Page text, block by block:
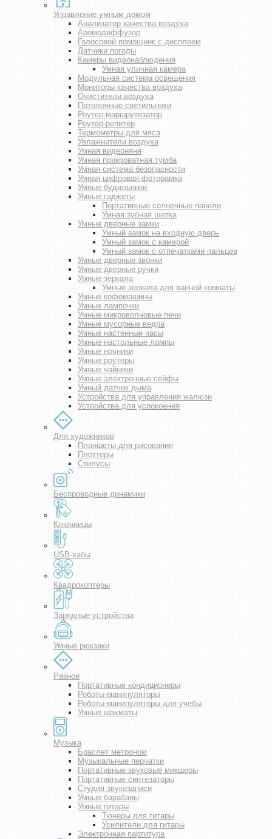
Управление умным домом
Анализатор качества воздуха
Аромодиффузор
Голосовой помощник с дисплеем
Датчики погоды
Камеры видеонаблюдения
Умная уличная камера
Модульная система освещения
Мониторы качества воздуха
Очистители воздуха
Потолочные светильники
Роутер-маршрутизатор
Роутер-репитер
Термометры для мяса
Увлажнители воздуха
Умная видеоняня
Умная прикроватная тумба
Умная система безопасности
Умная цифровая фоторамка
Умные будильники
Умные гаджеты
Портативные солнечные панели
Умная зубная щетка
Умные дверные замки
Умный замок на входную дверь
Умный замок с камерой
Умный замок с отпечатками пальцев
Умные дверные звонки
Умные дверные ручки
Умные зеркала
Умные зеркала для ванной комнаты
Умные кофемашины
Умные лампочки
Умные микроволновые печи
Умные мусорные ведра
Умные настенные часы
Умные настольные лампы
Умные ночники
Умные роутеры
Умные чайники
Умные электронные сейфы
Умный датчик дыма
Устройства для управления жалюзи
Устройства для успокоения
Для художников
Планшеты для рисования
Плоттеры
Стилусы
Беспроводные динамики
Ключницы
USB-хабы
Квадрокоптеры
Зарядные устройства
Умные рюкзаки
Разное
Портативные кондиционеры
Роботы-манипуляторы
Роботы-манипуляторы для учебы
Умные шахматы
Музыка
Браслет метроном
Музыкальные перчатки
Портативные звуковые микшеры
Портативные синтезаторы
Студия звукозаписи
Умные барабаны
Умные гитары
Тюнеры для гитары
Усилители для гитары
Электронная партитура